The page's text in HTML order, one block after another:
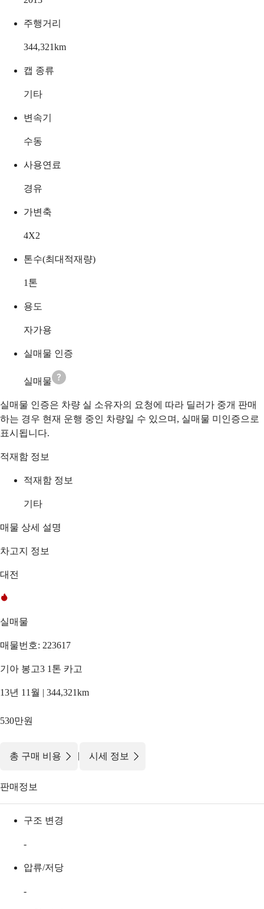
주행거리
344,321km
캡 종류
기타
변속기
수동
사용연료
경유
가변축
4X2
톤수(최대적재량)
1 톤
용도
자가용
실매물 인증
실매물
실매물 인증은 차량 실 소유자의 요청에 따라 딜러가 중개 판매
하는 경우 현재 운행 중인 차량일 수 있으며, 실매물 미인증으로
표시됩니다.
적재함 정보
적재함 정보
기타
매물 상세 설명
차고지 정보
대전
실매물
매물번호: 223617
기아 봉고3 1톤 카고
13년 11월 | 344,321km
530만원
총 구매 비용 | 시세 정보
판매정보
구조 변경
-
압류/저당
-